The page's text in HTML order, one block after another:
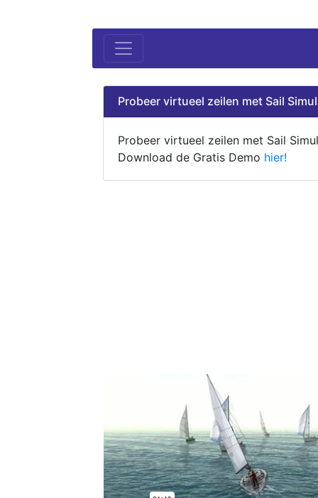
Probeer virtueel zeilen met Sail
Probeer virtueel zeilen met Sail
Download de Gratis Demo hier!